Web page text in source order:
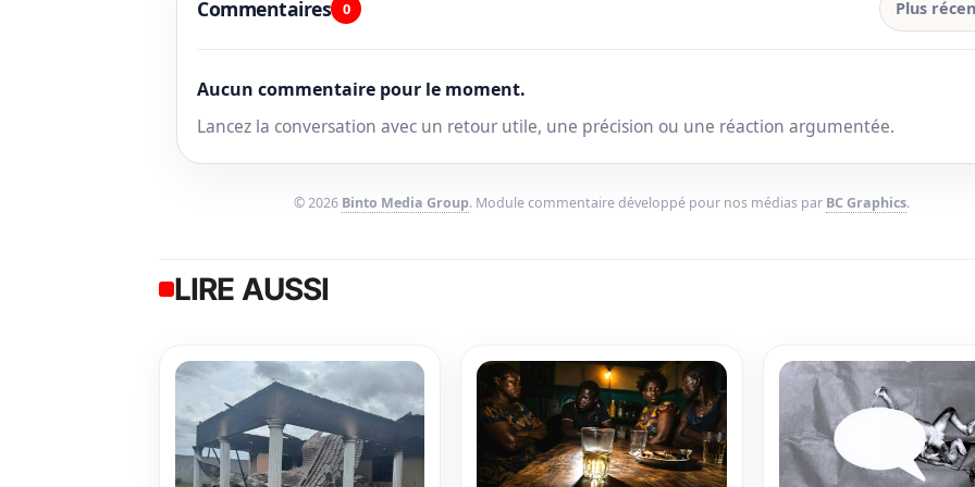
Commentaires 0 Plus
Aucun commentaire pour le moment.
Lancez la conversation avec un retour utile, une précision ou une réaction argumentée.
© 2026 Binto Media Group. Module commentaire développé pour nos médias par BC Graphics.
LIRE AUSSI